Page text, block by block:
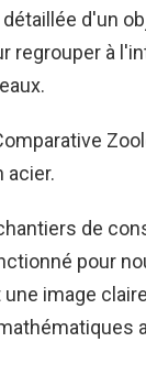
d'un
regrouper à
acier.
de
pour
image